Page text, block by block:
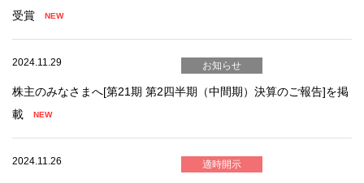
受賞
2024.11.29 お知らせ
株主のみなさまへ[第21期 第2四半期（中間期）決算のご報告]を掲
載
2024.11.26 適時開示